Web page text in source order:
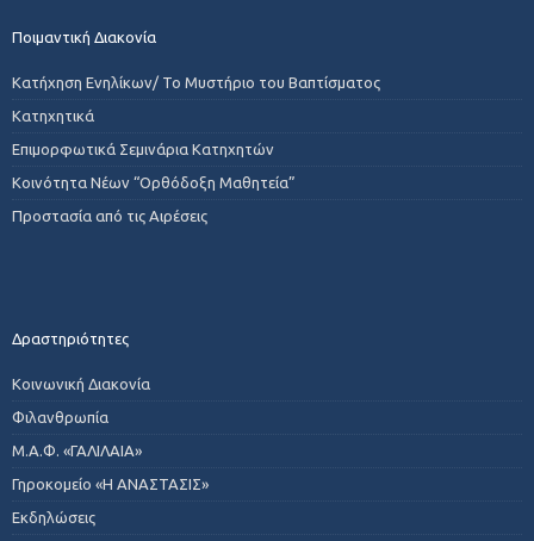
Ποιμαντική Διακονία
Κατήχηση Ενηλίκων/ Το Μυστήριο του Βαπτίσματος
Κατηχητικά
Επιμορφωτικά Σεμινάρια Κατηχητών
Κοινότητα Νέων “Ορθόδοξη Μαθητεία”
Προστασία από τις Αιρέσεις
Δραστηριότητες
Κοινωνική Διακονία
Φιλανθρωπία
Μ.Α.Φ. «ΓΑΛΙΛΑΙΑ»
Γηροκομείο «Η ΑΝΑΣΤΑΣΙΣ»
Εκδηλώσεις